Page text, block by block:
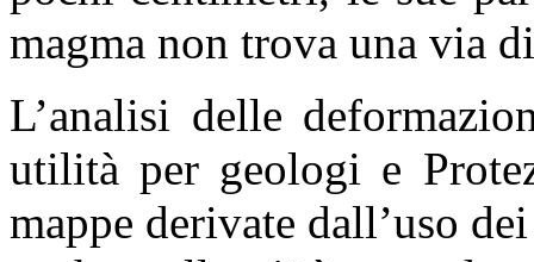
magma non trova una via
L’analisi delle
utilità per geologi e
mappe derivate dall’uso